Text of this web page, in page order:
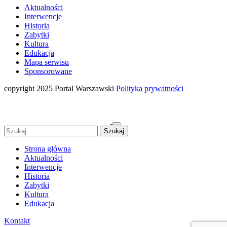
Aktualności
Interwencje
Historia
Zabytki
Kultura
Edukacja
Mapa serwisu
Sponsorowane
copyright 2025 Portal Warszawski Polityka prywatności
Strona główna
Aktualności
Interwencje
Historia
Zabytki
Kultura
Edukacja
Kontakt